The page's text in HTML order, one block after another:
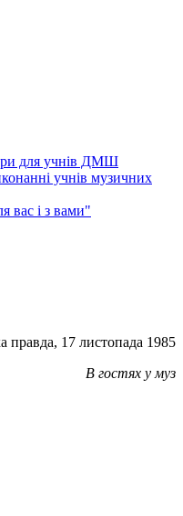
для учнів ДМШ
учнів музичних
вас і з вами"
правда, 17 листопада 1985
В гостях у муз